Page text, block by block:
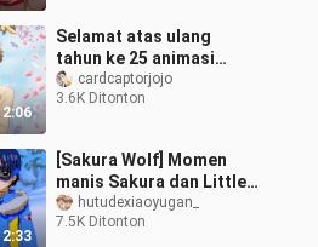
2:06
Selamat atas ulang
tahun ke 25 animasi
"Cardinal Sakura"!
(1998.04.07~2023.04.07)
cardcaptorjojo
3.6K Ditonton
2:33
[Sakura Wolf] Momen
manis Sakura dan Little
Wolf digambar ulang N
kali!!!
hutudexiaoyugan_
7.5K Ditonton